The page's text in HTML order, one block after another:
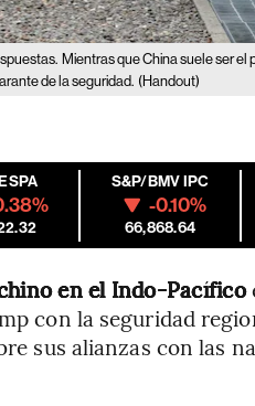
Mientras que China suele ser el
de la seguridad. (Handout)
S&P/BMV IPC
-0.10%
66,868.64
en el Indo-Pacífico
con la seguridad
sus alianzas con las